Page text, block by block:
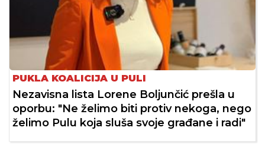
PUKLA KOALICIJA U PULI
Nezavisna lista Lorene Boljunčić prešla u
oporbu: "Ne želimo biti protiv nekoga, nego
želimo Pulu koja sluša svoje građane i radi"